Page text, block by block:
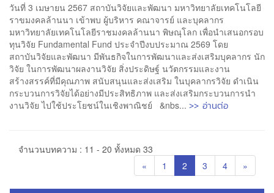
วันที่ 3 เมษายน 2567 สถาบันวิจัยและพัฒนา มหาวิทยาลัยเทคโนโลยี
ราขมงคลล้านนา เข้าพบ ผู้บริหาร คณาจารย์ และบุคลากร
มหาวิทยาลัยเทคโนโลยีราชมงคลล้านนา พิษณุโลก เพื่อนำเสนอกรอบ
ทุนวิจัย Fundamental Fund ประจำปีงบประมาณ 2569 โดย
สถาบันวิจัยและพัฒนา มีพันธกิจในการพัฒนาและส่งเสริมบุคลากร นัก
วิจัย ในการพัฒนาผลงานวิจัย สิ่งประดิษฐ์ นวัตกรรมและงาน
สร้างสรรค์ที่มีคุณภาพ สนับสนุนและส่งเสริม ในบุคลากรวิจัย ดำเนิน
กระบวนการวิจัยได้อย่างมีประสิทธิภาพ และส่งเสริมกระบวนการนำ
งานวิจัย ไปใช้ประโยชน์ในเชิงพาณิชย์ &nbs... >> อ่านต่อ
จำนวนบทความ : 11 - 20 ทั้งหมด 33
«
1 2 3 4 »